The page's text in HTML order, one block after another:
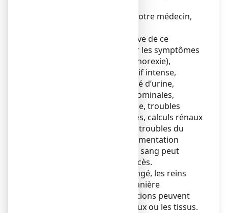
Prévenez immédiatement votre médecin,
La prise d'une dose excessive de ce
médicament peut entraîner les symptômes
suivants : perte d’appétit (anorexie),
nausées, vomissements, soif intense,
augmentation de la quantité d’urine,
constipation, douleurs abdominales,
faiblesse musculaire, fatigue, troubles
mentaux, douleurs osseuses, calculs rénaux
et, dans les cas graves, des troubles du
rythme cardiaque. Une augmentation
extrême du calcium dans le sang peut
entrainer un coma ou le décès.
En cas de surdosage prolongé, les reins
peuvent être atteints de manière
irréversible, et des calcifications peuvent
apparaître dans les vaisseaux ou les tissus.